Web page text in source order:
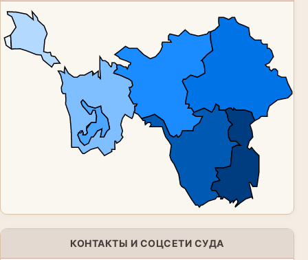
КОНТАКТЫ И СОЦСЕТИ СУДА